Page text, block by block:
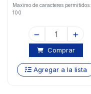
Maximo de caracteres permitidos:
100
Comprar
Agregar a la lista